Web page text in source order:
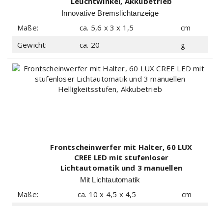
Innovative Bremslichtanzeige
Maße: ca. 5,6 x 3 x 1,5
cm
Gewicht:
ca. 20 g
Frontscheinwerfer mit Halter, 60 LUX
CREE LED mit stufenloser
Lichtautomatik und 3 manuellen
Helligkeitsstufen, Akkubetrieb
Mit Lichtautomatik
Maße: ca. 10 x 4,5 x 4,5
cm